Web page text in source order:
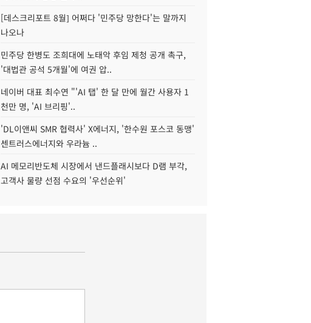
[데스크리포트 8월] 어쩌다 '민주당 망한다'는 말까지
나오나
민주당 한병도 조희대에 노태악 후임 제청 공개 촉구,
'대법관 공석 5개월'에 여권 압..
네이버 대표 최수연 "'AI 탭' 한 달 만에 월간 사용자 1
천만 명, 'AI 브리핑'..
'DL이앤씨 SMR 협력사' X에너지, '한수원 포스코 동맹'
센트러스에너지와 우라늄 ..
AI 메모리반도체 시장에서 낸드플래시보다 D램 부각,
고객사 물량 선점 수요의 '우선순위'